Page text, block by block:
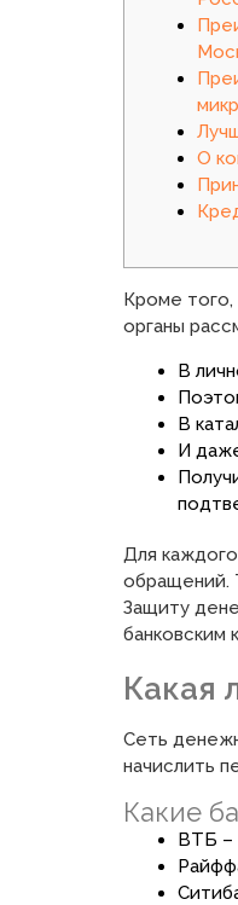
О
Кроме того,
органы
В
В
И
Для
обращений.
Защиту
банковским
Какая
Сеть
начислить
Какие
ВТБ –